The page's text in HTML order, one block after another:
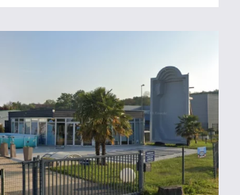
Piscines
Toulon-
sur-
Allier